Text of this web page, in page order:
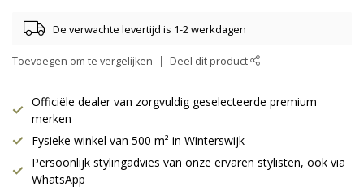
De verwachte levertijd is 1-2 werkdagen
Toevoegen om te vergelijken Deel dit product
Officiële dealer van zorgvuldig geselecteerde premium
merken
Fysieke winkel van 500 m² in Winterswijk
Persoonlijk stylingadvies van onze ervaren stylisten, ook via
WhatsApp